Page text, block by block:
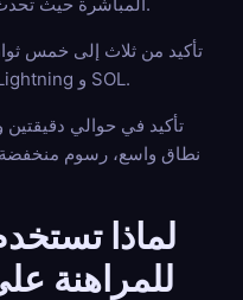
بها. مستوى سرعة موثوق به أقل من Lightning و SOL.
نطاق واسع، رسوم
لماذا
للمراهنة